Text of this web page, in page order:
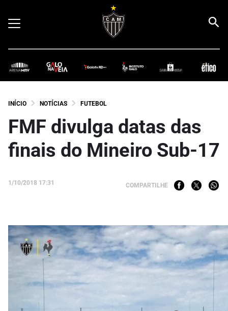
INÍCIO NOTÍCIAS FUTEBOL
FMF divulga datas das
finais do Mineiro Sub-17
1/10/2018 17:31 COMPARTILHE